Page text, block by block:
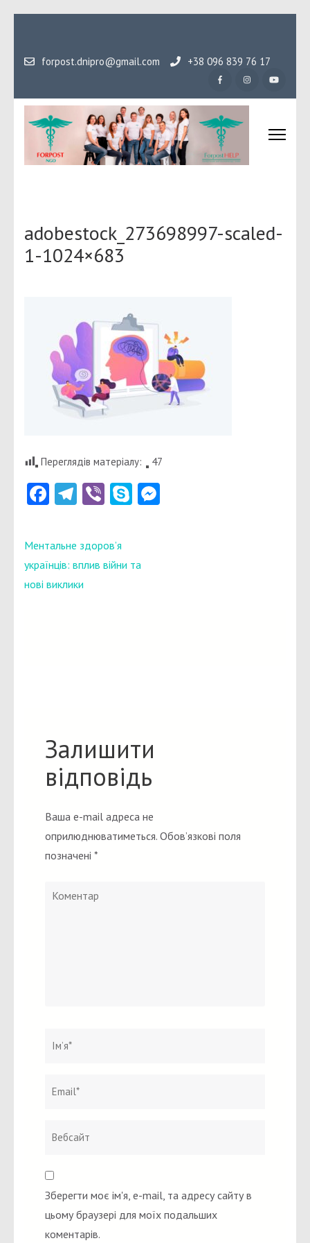
вмісту
Enter)
forpost.dnipro@gmail.com +38 096 839 76 17
adobestock_273698997-scaled-
1-1024×683
Переглядів матеріалу: 47
Facebook
Telegram
ViberSkype
Навігація
записів
Ментальне здоров’я
українців: вплив війни та
нові виклики
Залишити
відповідь
Ваша e-mail адреса не
оприлюднюватиметься. Обов’язкові поля
позначені *
Коментар
Зберегти моє ім'я, e-mail, та адресу сайту в
цьому браузері для моїх подальших
коментарів.